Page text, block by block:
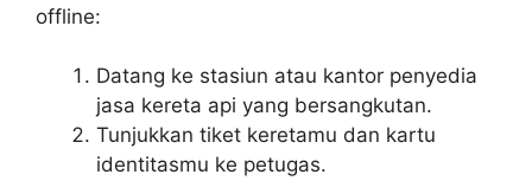
offline:
Datang ke stasiun atau kantor penyedia
jasa kereta api yang bersangkutan.
Tunjukkan tiket keretamu dan kartu
identitasmu ke petugas.